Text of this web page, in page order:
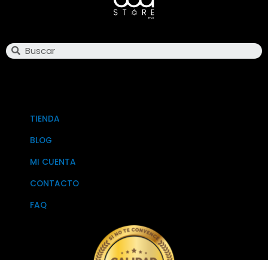
TIENDA
BLOG
MI CUENTA
CONTACTO
FAQ